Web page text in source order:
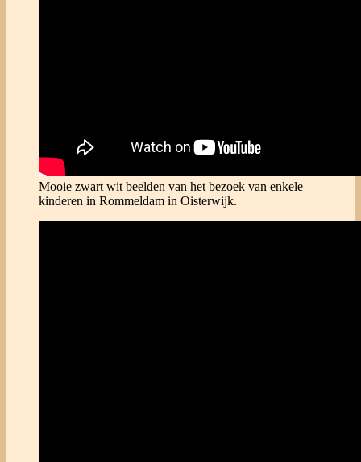
Mooie zwart wit beelden van het bezoek van enkele
kinderen in Rommeldam in Oisterwijk.